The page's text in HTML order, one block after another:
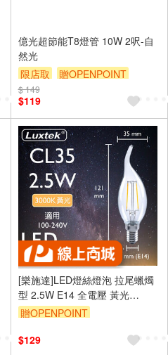
億光超節能T8燈管 10W 2呎-自
然光
限店取
贈OPENPOINT
滿額9折
$ 149
$119
[樂施達]LED燈絲燈泡 拉尾蠟燭
型 2.5W E14 全電壓 黃光
（CL35）
贈OPENPOINT
$129